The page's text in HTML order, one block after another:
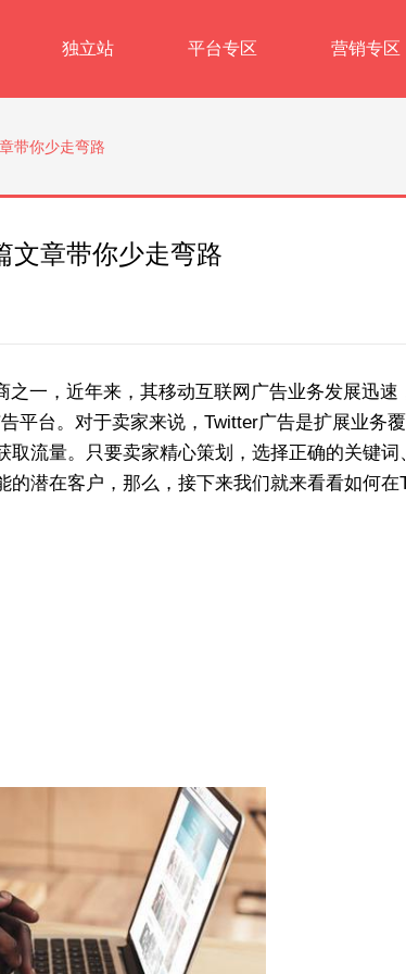
独立站 平台专区 营销专区
带你少走弯路
文章带你少走弯路
一，近年来，其移动互联网广告业务发展迅速
平台。对于卖家来说，Twitter广告是扩展业务
流量。只要卖家精心策划，选择正确的关键词
潜在客户，那么，接下来我们就来看看如何在